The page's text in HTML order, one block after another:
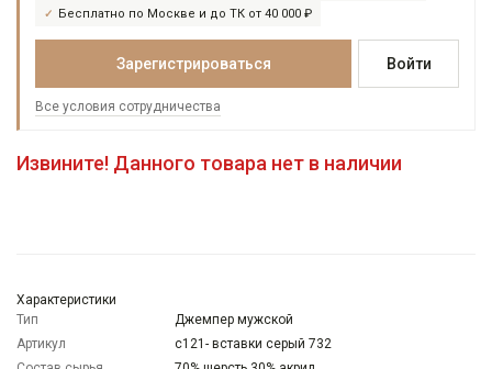
Бесплатно по Москве и до ТК от 40 000 ₽
Зарегистрироваться Войти
Все условия сотрудничества
Извините! Данного товара нет в наличии
Характеристики
Тип
Джемпер мужской
Артикул
c121- вставки серый 732